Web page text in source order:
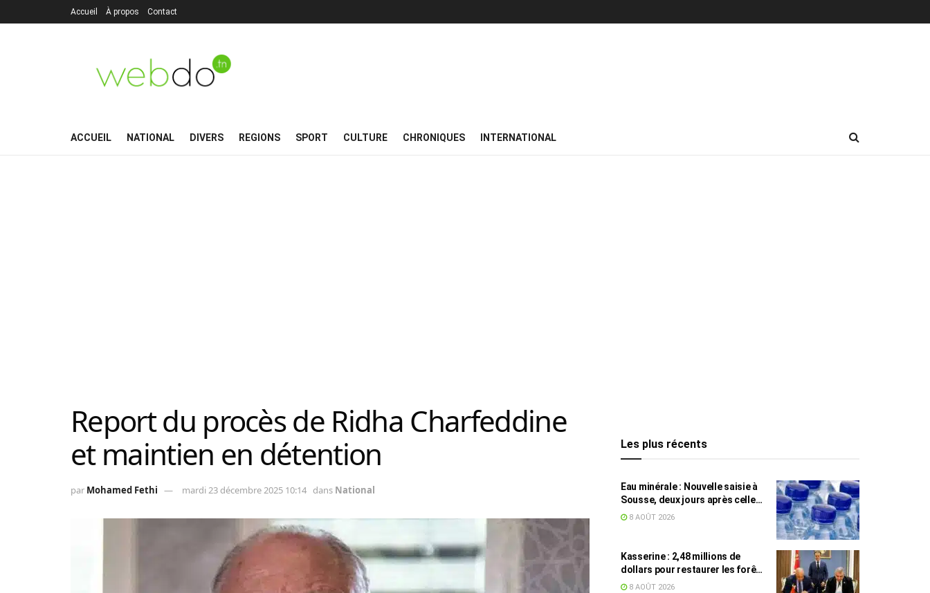
Accueil À propos Contact
ACCUEIL NATIONAL DIVERS REGIONS SPORT CULTURE CHRONIQUES INTERNATIONAL
Report du procès de Ridha Charfeddine
et maintien en détention
par Mohamed Fethi mardi 23 décembre 2025 10:14 dans National
Les plus récents
Eau minérale : Nouvelle saisie à
Sousse, deux jours après celle
des grossistes
8 AOÛT 2026
Kasserine : 2,48 millions de
dollars pour restaurer les forêts
de pin d’Alep
8 AOÛT 2026